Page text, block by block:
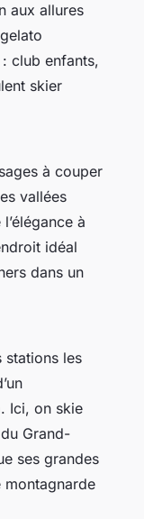
aux allures
club enfants,
skier
à couper
vallées
à
idéal
dans un
stations les
Ici, on skie
Grand-
ses grandes
montagnarde